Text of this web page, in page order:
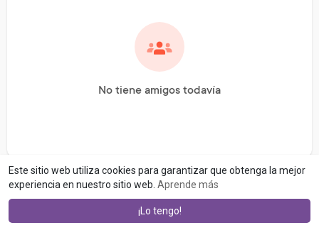
Este sitio web utiliza cookies para garantizar que obtenga la mejor
experiencia en nuestro sitio web. Aprende más
¡Lo tengo!
No tiene amigos todavía